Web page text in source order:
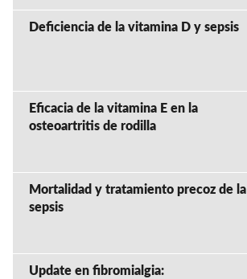
Deficiencia de la vitamina D y sepsis
Eficacia de la vitamina E en la
osteoartritis de rodilla
Mortalidad y tratamiento precoz de la
sepsis
Update en fibromialgia: